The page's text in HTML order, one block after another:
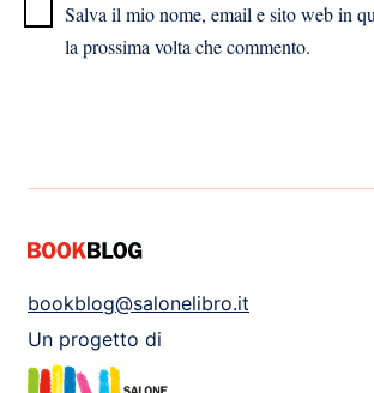
Salva il mio nome, email e sito web in
la prossima volta che commento.
bookblog@salonelibro.it
Un progetto di